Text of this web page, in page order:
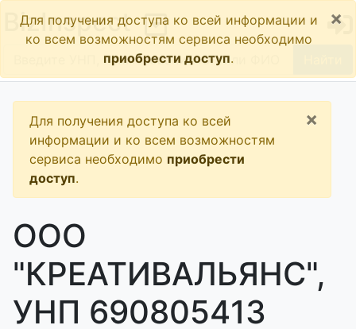
BizInspect
Для получения доступа ко всей информации и
ко всем возможностям сервиса необходимо
приобрести доступ.
×
Для получения доступа ко всей
информации и ко всем возможностям
сервиса необходимо приобрести
доступ.
×
ООО
"КРЕАТИВАЛЬЯНС",
УНП 690805413